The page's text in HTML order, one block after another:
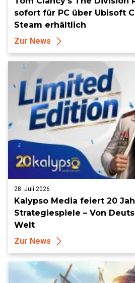
sofort für PC über Ubisoft
Steam erhältlich
Zur News
28. Juli 2026
Kalypso Media feiert 20
Strategiespiele – Von
Welt
Zur News